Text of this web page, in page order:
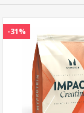
-31%